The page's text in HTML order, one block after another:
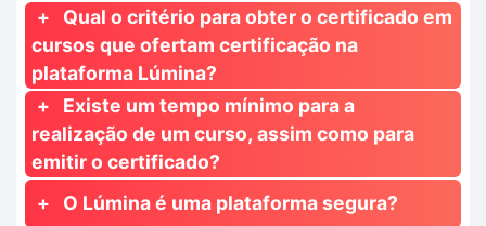
Qual o critério para obter o certificado em
cursos que ofertam certificação na
plataforma Lúmina?
Existe um tempo mínimo para a
realização de um curso, assim como para
emitir o certificado?
O Lúmina é uma plataforma segura?